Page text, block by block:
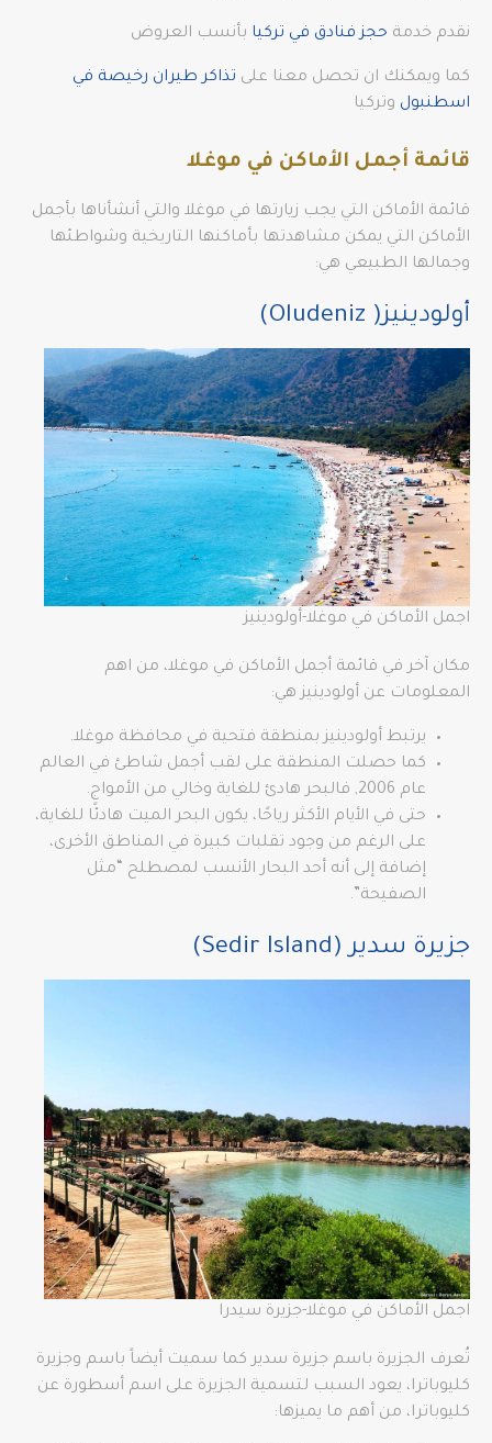
نقدم خدمة حجز فنادق في تركيا بأنسب العروض
كما ويمكنك ان تحصل معنا على تذاكر طيران رخيصة في
اسطنبول وتركيا
قائمة أجمل الأماكن في موغلا
قائمة الأماكن التي يجب زيارتها في موغلا والتي أنشأناها بأجمل
الأماكن التي يمكن مشاهدتها بأماكنها التاريخية وشواطئها
وجمالها الطبيعي هي:
أولودينيز( Oludeniz)
اجمل الأماكن في موغلا-أولودينيز
مكان آخر في قائمة أجمل الأماكن في موغلا، من اهم
المعلومات عن أولودينيز هي:
يرتبط أولودينيز بمنطقة فتحية في محافظة موغلا.
كما حصلت المنطقة على لقب أجمل شاطئ في العالم
عام 2006, فالبحر هادئ للغاية وخالي من الأمواج.
حتى في الأيام الأكثر رياحًا، يكون البحر الميت هادئًا للغاية،
على الرغم من وجود تقلبات كبيرة في المناطق الأخرى،
إضافة إلى أنه أحد البحار الأنسب لمصطلح “مثل
الصفيحة”.
جزيرة سدير (Sedir Island)
اجمل الأماكن في موغلا-جزيرة سيدرا
تُعرف الجزيرة باسم جزيرة سدير كما سميت أيضاً باسم وجزيرة
كليوباترا، يعود السبب لتسمية الجزيرة على اسم أسطورة عن
كليوباترا، من أهم ما يميزها: